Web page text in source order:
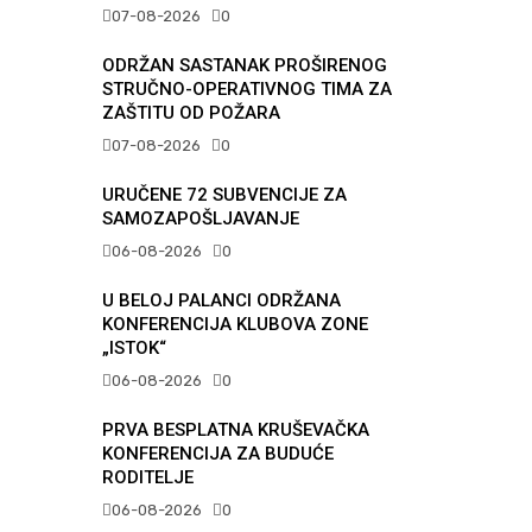
07-08-2026 0
ODRŽAN SASTANAK PROŠIRENOG
STRUČNO-OPERATIVNOG TIMA ZA
ZAŠTITU OD POŽARA
07-08-2026 0
URUČENE 72 SUBVENCIJE ZA
SAMOZAPOŠLJAVANJE
06-08-2026 0
U BELOJ PALANCI ODRŽANA
KONFERENCIJA KLUBOVA ZONE
„ISTOK“
06-08-2026 0
PRVA BESPLATNA KRUŠEVAČKA
KONFERENCIJA ZA BUDUĆE
RODITELJE
06-08-2026 0